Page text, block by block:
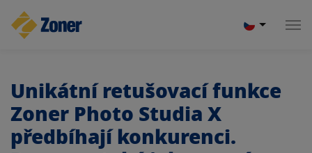
Unikátní retušovací funkce
Zoner Photo Studia X
předbíhají konkurenci.